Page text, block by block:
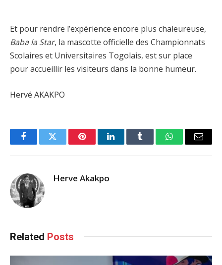
Et pour rendre l’expérience encore plus chaleureuse,
Baba la Star, la mascotte officielle des Championnats
Scolaires et Universitaires Togolais, est sur place
pour accueillir les visiteurs dans la bonne humeur.
Hervé AKAKPO
FacebookTwitter PinterestLinkedInTumblr WhatsAppEmail
Herve Akakpo
Related Posts